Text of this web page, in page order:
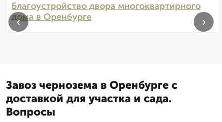
Благоустройство двора многоквартирного
дома в Оренбурге
‹ ›
Завоз чернозема в Оренбурге с
доставкой для участка и сада.
Вопросы